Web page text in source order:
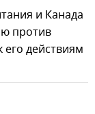
и Канада
против
его действиям